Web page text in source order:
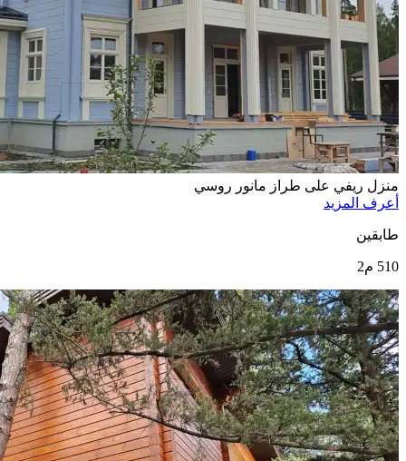
منزل ريفي على طراز مانور روسي
أعرف المزيد
طابقين
510 م2